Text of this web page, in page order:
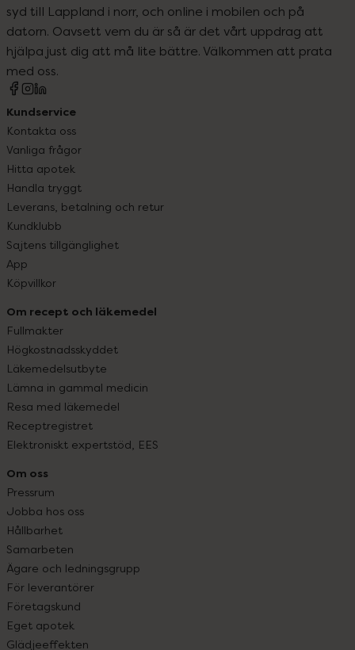
syd till Lappland i norr, och online i mobilen och på
datorn. Oavsett vem du är så är det vårt uppdrag att
hjälpa just dig att må lite bättre. Välkommen att prata
med oss.
Kundservice
Kontakta oss
Vanliga frågor
Hitta apotek
Handla tryggt
Leverans, betalning och retur
Kundklubb
Sajtens tillgänglighet
App
Köpvillkor
Om recept och läkemedel
Fullmakter
Högkostnadsskyddet
Läkemedelsutbyte
Lämna in gammal medicin
Resa med läkemedel
Receptregistret
Elektroniskt expertstöd, EES
Om oss
Pressrum
Jobba hos oss
Hållbarhet
Samarbeten
Ägare och ledningsgrupp
För leverantörer
Företagskund
Eget apotek
Glädjeeffekten